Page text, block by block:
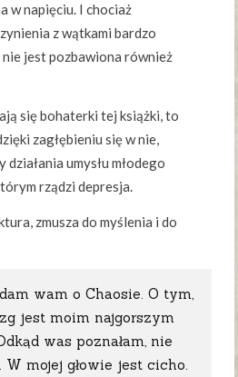
w napięciu. I chociaż
z wątkami bardzo
nie jest pozbawiona również
się bohaterki tej książki, to
zagłębieniu się w nie,
działania umysłu młodego
rządzi depresja.
zmusza do myślenia i do
wam o Chaosie. O tym,
jest moim najgorszym
was poznałam, nie
W mojej głowie jest cicho.